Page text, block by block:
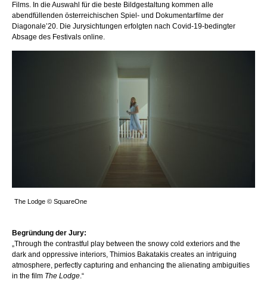
Films. In die Auswahl für die beste Bildgestaltung kommen alle
abendfüllenden österreichischen Spiel- und Dokumentarfilme der
Diagonale’20. Die Jurysichtungen erfolgten nach Covid-19-bedingter
Absage des Festivals online.
The Lodge © SquareOne
Begründung der Jury:
„Through the contrastful play between the snowy cold exteriors and the
dark and oppressive interiors, Thimios Bakatakis creates an intriguing
atmosphere, perfectly capturing and enhancing the alienating ambiguities
in the film The Lodge.“